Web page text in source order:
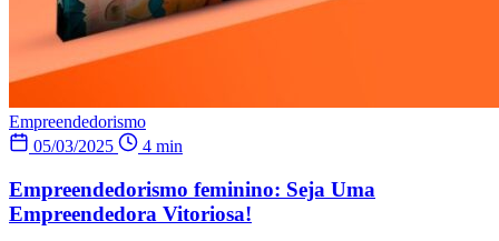
Empreendedorismo
05/03/2025
4 min
Empreendedorismo feminino: Seja Uma
Empreendedora Vitoriosa!